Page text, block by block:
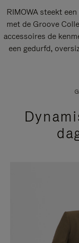
RIMOWA steekt
met de Groove
accessoires de
een gedurfd,